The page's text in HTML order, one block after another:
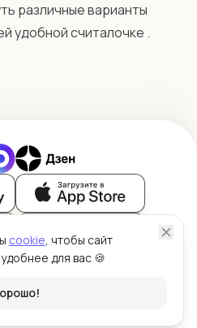
cookie, чтобы сайт
для вас 🍪
различные варианты
удобной считалочке .
Блог
персональных данных
2026 | Цена Зерна™